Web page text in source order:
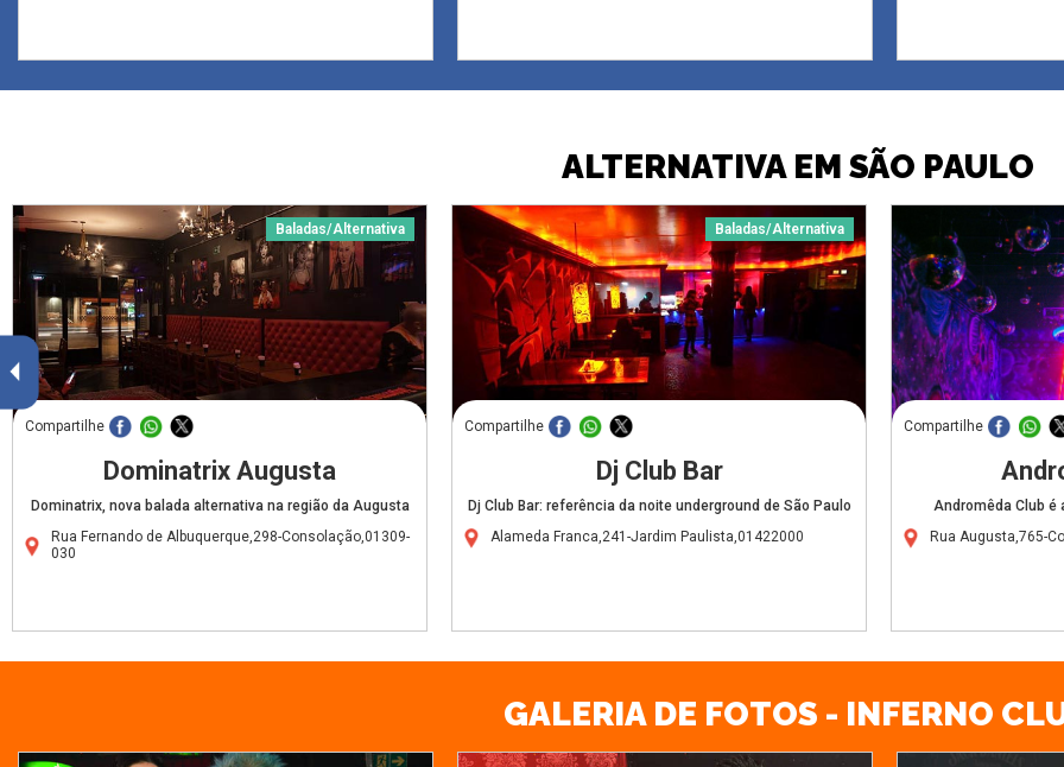
ALTERNATIVA EM SÃO PAULO
Baladas/Alternativa
Compartilhe
Dominatrix Augusta
Dominatrix, nova balada alternativa na região da Augusta
Rua Fernando de Albuquerque,298-Consolação,01309-
030
Baladas/Alternativa
Compartilhe
Dj Club Bar
Dj Club Bar: referência da noite underground de São Paulo
Alameda Franca,241-Jardim Paulista,01422000
Compartilhe
Andromêda Club é
Rua Augusta,765-
GALERIA DE FOTOS - INFERNO